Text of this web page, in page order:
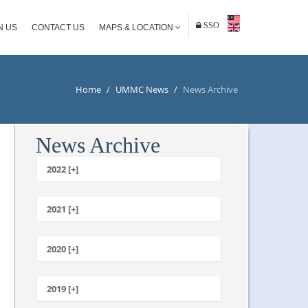
US CONTACT US MAPS & LOCATION SSO
Home / UMMC News / News Archive
News Archive
2022 [+]
2021 [+]
October
July
2020 [+]
January
2019 [+]